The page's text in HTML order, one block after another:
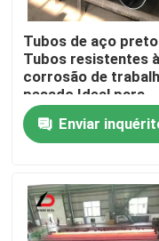
Para casa
Vídeos
Tubos de aço preto
Tubos resistentes à
corrosão de
pesado Ideal para
aplicações de
tubulação estrutural
construção
Enviar